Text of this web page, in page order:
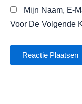
Mijn Naam, E-
Voor De Volgende